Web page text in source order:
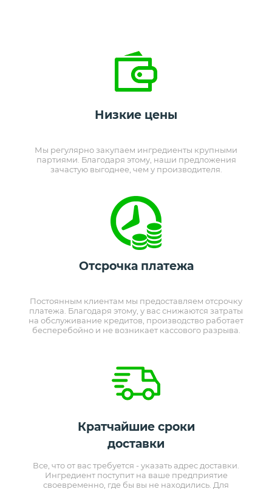
Низкие цены
Мы регулярно закупаем ингредиенты крупными
партиями. Благодаря этому, наши предложения
зачастую выгоднее, чем у производителя.
Отсрочка платежа
Постоянным клиентам мы предоставляем отсрочку
платежа. Благодаря этому, у вас снижаются затраты
на обслуживание кредитов, производство работает
бесперебойно и не возникает кассового разрыва.
Кратчайшие сроки
доставки
Все, что от вас требуется - указать адрес доставки.
Ингредиент поступит на ваше предприятие
своевременно, где бы вы не находились. Для